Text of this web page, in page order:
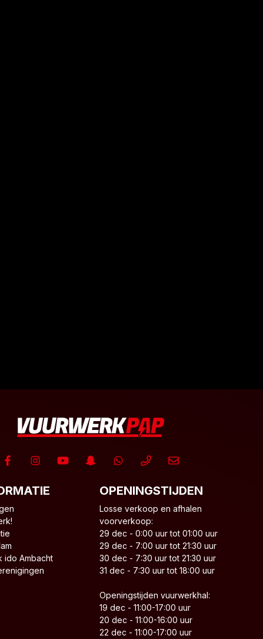
ido Ambacht
OPENINGSTIJDEN
Losse verkoop en afhalen
voorverkoop:
29 dec - 0:00 uur tot 01:00 uur
29 dec - 7:00 uur tot 21:30 uur
30 dec - 7:30 uur tot 21:30 uur
31 dec - 7:30 uur tot 18:00 uur
Openingstijden vuurwerkhal:
19 dec - 11:00-17:00 uur
20 dec - 11:00-16:00 uur
22 dec - 11:00-17:00 uur